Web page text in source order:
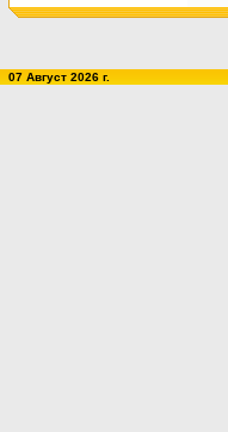
07 Август 2026 г.